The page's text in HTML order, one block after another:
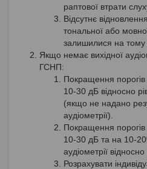
раптової втрати
Відсутнє
тональної або
залишилися на тому
Якщо немає вихідної
ГСНП:
Покращення порогів
10-30 дБ відносно
(якщо не надано
аудіометрії).
Покращення порогів
10-30 дБ та на 10-
аудіометрії
Розрахувати